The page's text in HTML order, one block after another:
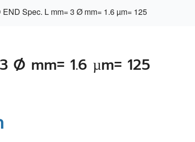
Spec. L mm= 3 Ø mm= 1.6 µm= 125
Ø mm= 1.6 µm= 125